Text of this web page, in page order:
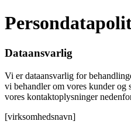
Dataansvarlig
Vi er dataansvarlig for
vi behandler om vores kunder og
vores kontaktoplysninger
[virksomhedsnavn]